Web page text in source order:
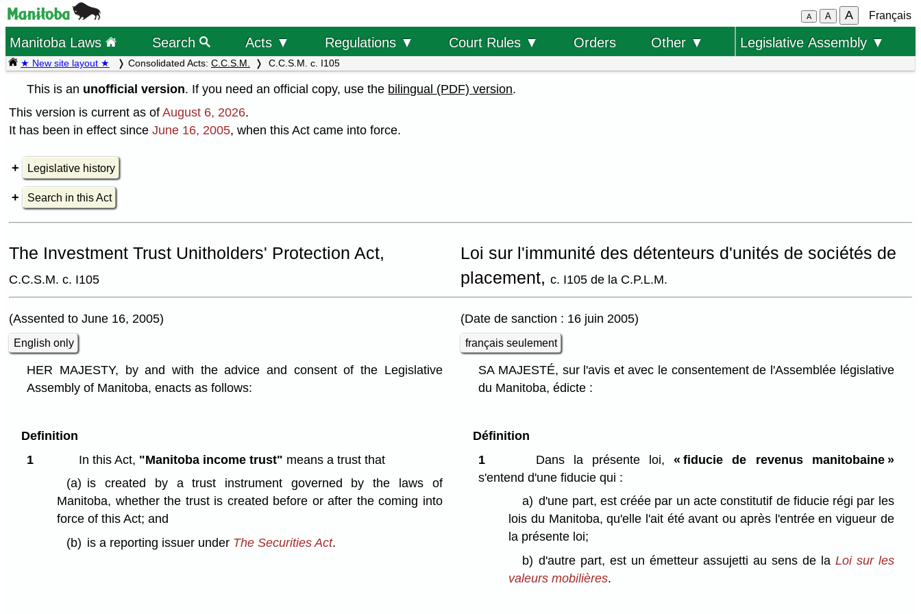
A A A Français
Manitoba Laws Search Acts ▼ Regulations ▼ Court Rules ▼ Orders Other ▼ Legislative Assembly ▼
★ New site layout ★ Consolidated Acts: C.C.S.M. C.C.S.M. c. I105
This is an unofficial version. If you need an official copy, use the bilingual (PDF) version.
This version is current as of August 6, 2026.
It has been in effect since June 16, 2005, when this Act came into force.
Legislative history
Search in this Act
The Investment Trust Unitholders' Protection Act,
C.C.S.M. c. I105
Loi sur l'immunité des détenteurs d'unités de sociétés de
placement, c. I105 de la C.P.L.M.
(Assented to June 16, 2005) (Date de sanction : 16 juin 2005)
English only français seulement
HER MAJESTY, by and with the advice and consent of the Legislative
Assembly of Manitoba, enacts as follows:
SA MAJESTÉ, sur l'avis et avec le consentement de l'Assemblée législative
du Manitoba, édicte :
Definition
1
In this Act, "Manitoba income trust" means a trust that
(a) is created by a trust instrument governed by the laws of
Manitoba, whether the trust is created before or after the coming into
force of this Act; and
(b) is a reporting issuer under The Securities Act.
Définition
1
Dans la présente loi,« fiducie de revenus manitobaine »
s'entend d'une fiducie qui :
a) d'une part, est créée par un acte constitutif de fiducie régi par les
lois du Manitoba, qu'elle l'ait été avant ou après l'entrée en vigueur de
la présente loi;
b) d'autre part, est un émetteur assujetti au sens de la Loi sur les
valeurs mobilières.